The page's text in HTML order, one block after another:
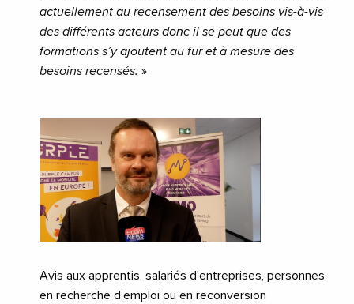
actuellement au recensement des besoins vis-à-vis
des différents acteurs donc il se peut que des
formations s’y ajoutent au fur et à mesure des
besoins recensés. »
Avis aux apprentis, salariés d’entreprises, personnes
en recherche d’emploi ou en reconversion